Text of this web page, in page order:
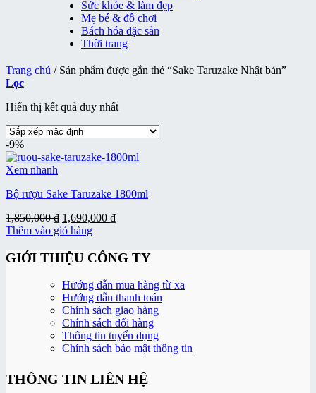
Sức khỏe & làm đẹp
Mẹ bé & đồ chơi
Bách hóa đặc sản
Thời trang
Trang chủ /Sản phẩm được gắn thẻ “Sake Taruzake Nhật bản”
Lọc
Hiển thị kết quả duy nhất
-9%
Xem nhanh
Bộ rượu Sake Taruzake 1800ml
1,850,000₫ Giá
gốc
1,850,000 ₫.
1,690,000 ₫Giá
là:
Thêm vào giỏ hàng
GIỚI THIỆU CÔNG TY
Hướng dẫn mua hàng từ xa
Hướng dẫn thanh toán
Chính sách giao hàng
Chính sách đổi hàng
Thông tin tuyển dụng
Chính sách bảo mật thông tin
THÔNG TIN LIÊN HỆ